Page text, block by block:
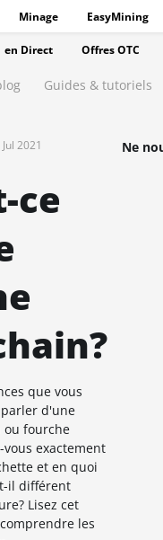
Minage EasyMining
en Direct Offres OTC
Guides & tutoriels
2021
ce
que vous
d'une
ou fourche
vous exactement
et en quoi
il différent
Lisez cet
les
Ne